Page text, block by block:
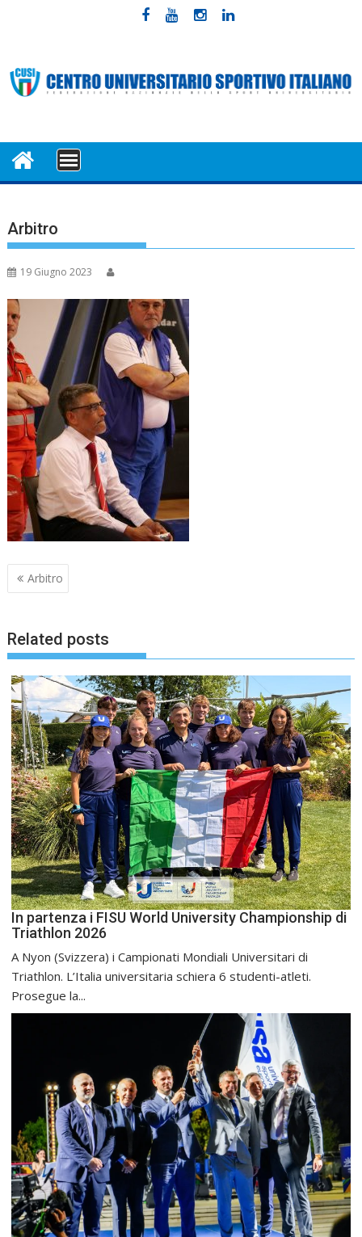
MENU
Arbitro
19 Giugno 2023
Navigazione
articoli
Arbitro
Related posts
In partenza i FISU World University Championship di
Triathlon 2026
A Nyon (Svizzera) i Campionati Mondiali Universitari di
Triathlon. L’Italia universitaria schiera 6 studenti-atleti.
Prosegue la...